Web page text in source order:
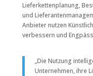
Lieferkettenplanung,
und
Anbieter nutzen
verbessern und
„Die Nutzung
Unternehmen, ihre